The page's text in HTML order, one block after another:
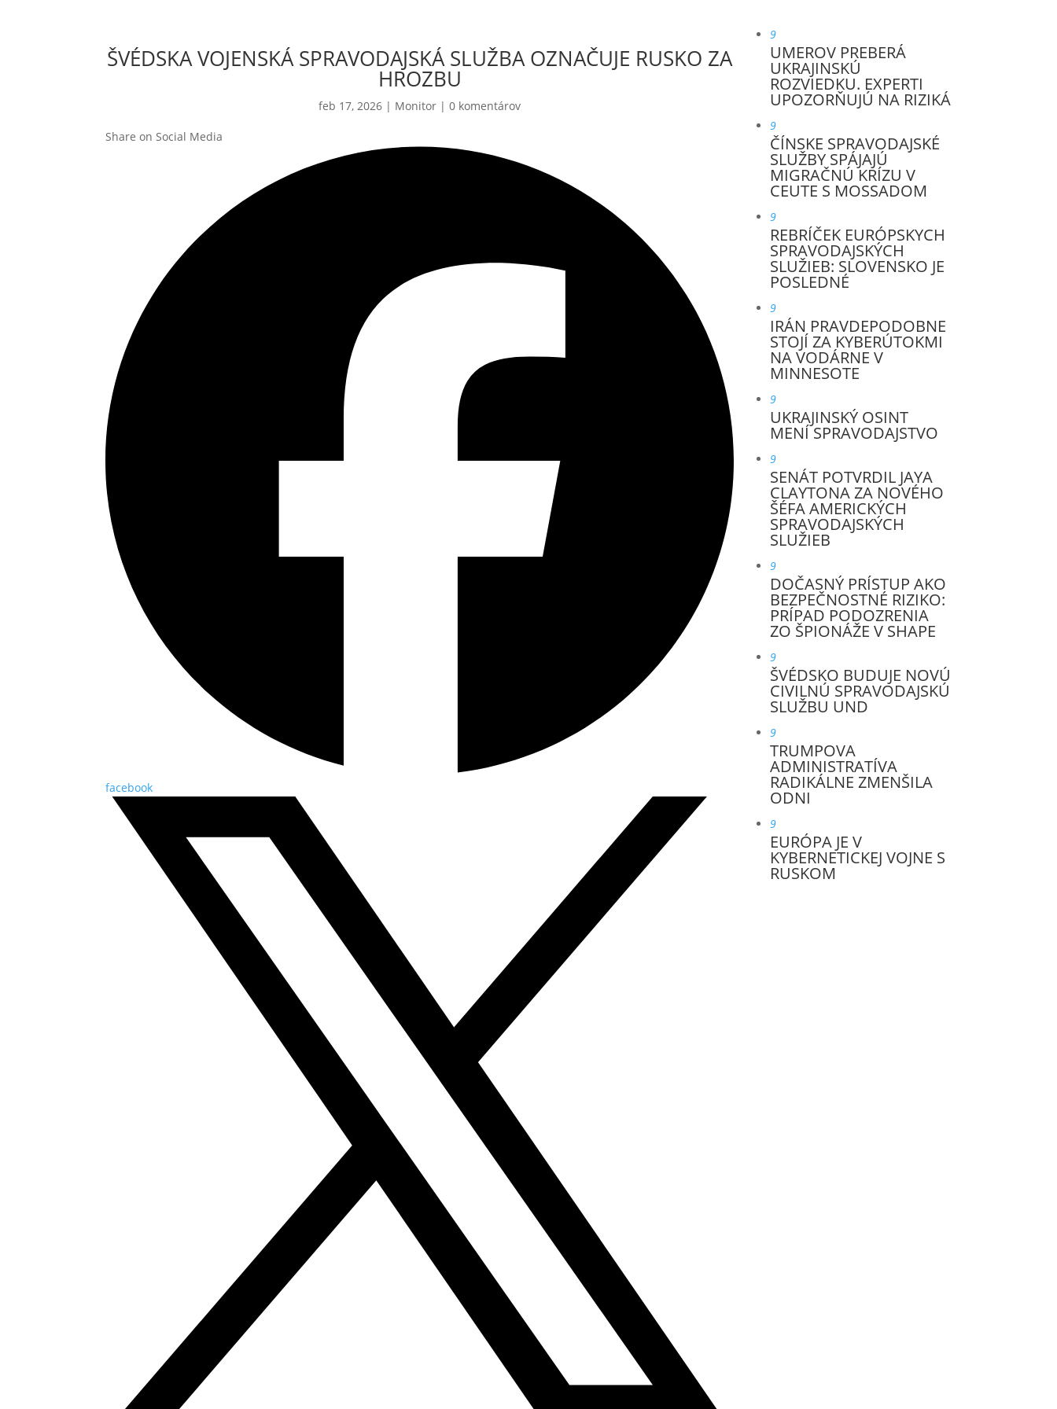
ŠVÉDSKA VOJENSKÁ SPRAVODAJSKÁ SLUŽBA OZNAČUJE RUSKO ZA
HROZBU
feb 17, 2026 | Monitor |0 komentárov
Share on Social Media
facebook
9
UMEROV PREBERÁ
UKRAJINSKÚ
ROZVIEDKU. EXPERTI
UPOZORŇUJÚ NA RIZIKÁ
9
ČÍNSKE SPRAVODAJSKÉ
SLUŽBY SPÁJAJÚ
MIGRAČNÚ KRÍZU V
CEUTE S MOSSADOM
9
REBRÍČEK EURÓPSKYCH
SPRAVODAJSKÝCH
SLUŽIEB: SLOVENSKO JE
POSLEDNÉ
9
IRÁN PRAVDEPODOBNE
STOJÍ ZA KYBERÚTOKMI
NA VODÁRNE V
MINNESOTE
9
UKRAJINSKÝ OSINT
MENÍ SPRAVODAJSTVO
9
SENÁT POTVRDIL JAYA
CLAYTONA ZA NOVÉHO
ŠÉFA AMERICKÝCH
SPRAVODAJSKÝCH
SLUŽIEB
9
DOČASNÝ PRÍSTUP AKO
BEZPEČNOSTNÉ RIZIKO:
PRÍPAD PODOZRENIA
ZO ŠPIONÁŽE V SHAPE
9
ŠVÉDSKO BUDUJE NOVÚ
CIVILNÚ SPRAVODAJSKÚ
SLUŽBU UND
9
TRUMPOVA
ADMINISTRATÍVA
RADIKÁLNE ZMENŠILA
ODNI
9
EURÓPA JE V
KYBERNETICKEJ VOJNE S
RUSKOM